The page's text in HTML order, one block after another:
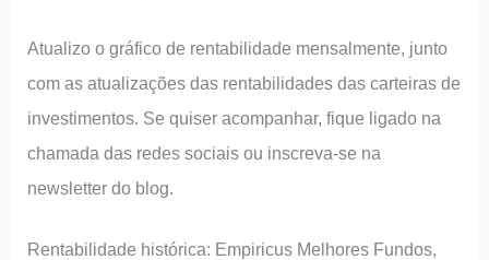
Atualizo o gráfico de rentabilidade mensalmente, junto
com as atualizações das rentabilidades das carteiras de
investimentos. Se quiser acompanhar, fique ligado na
chamada das redes sociais ou inscreva-se na
newsletter do blog.
Rentabilidade histórica: Empiricus Melhores Fundos,